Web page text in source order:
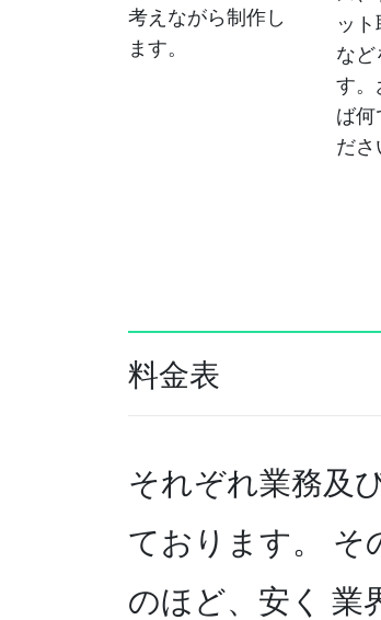
考えながら制作し
ます。
ッ
など
す。
ば何
ださ
料金表
それぞれ業務及
ております。 そ
のほど、安く 業